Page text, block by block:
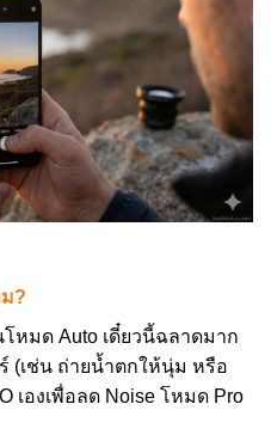
?
หมด Auto เดี๋ยวนี้ฉลาดมาก
(เช่น ถ่ายน้ำตกให้นุ่ม หรือ
เองเพื่อลด Noise โหมด Pro